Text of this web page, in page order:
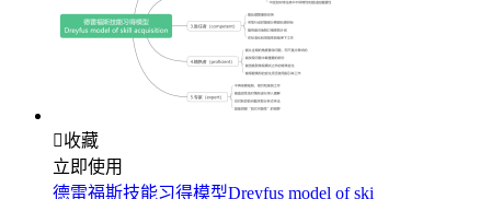
收藏
立即使用
德雷福斯技能习得模型Dreyfus model of ski